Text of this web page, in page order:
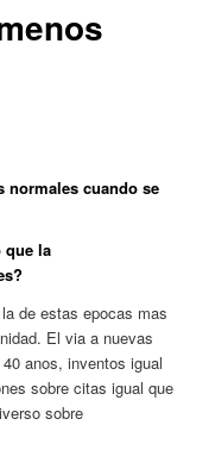
normales cuando se
que la
de estas epocas mas
El via a nuevas
anos, inventos igual
sobre citas igual que
sobre